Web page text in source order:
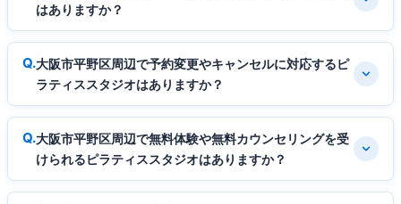
はありますか？
大阪市平野区周辺で予約変更やキャンセルに対応するピ
ラティススタジオはありますか？
大阪市平野区周辺で無料体験や無料カウンセリングを受
けられるピラティススタジオはありますか？